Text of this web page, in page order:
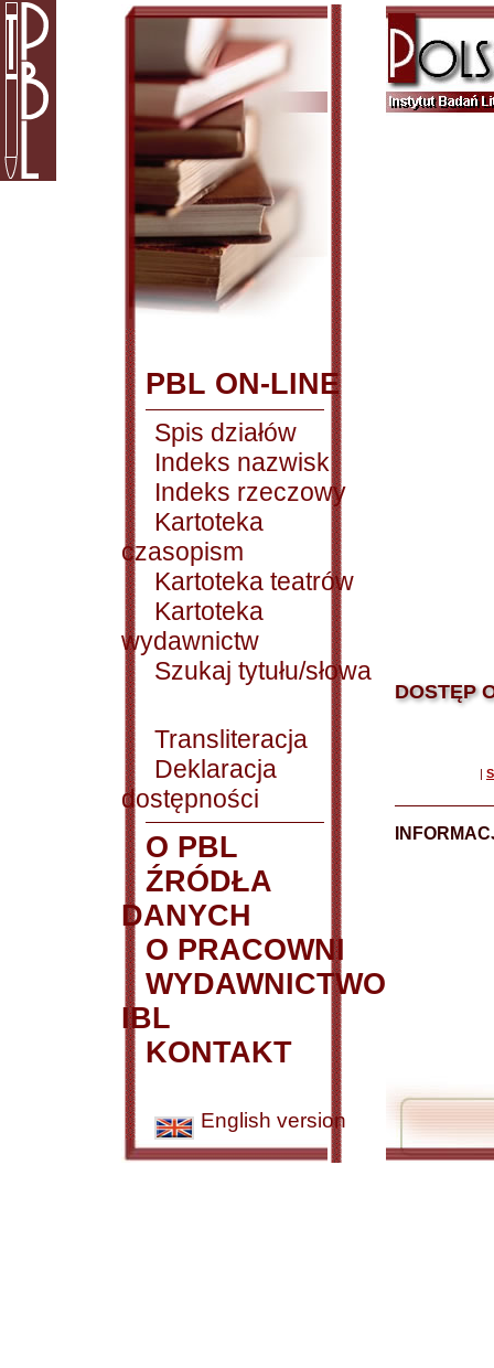
PBL ON-LINE
Spis działów
Indeks nazwisk
Indeks rzeczowy
Kartoteka
czasopism
Kartoteka teatrów
Kartoteka
wydawnictw
Szukaj tytułu/słowa
Transliteracja
Deklaracja
dostępności
O PBL
ŹRÓDŁA
DANYCH
O PRACOWNI
WYDAWNICTWO
IBL
KONTAKT
English version
DOSTĘP
|